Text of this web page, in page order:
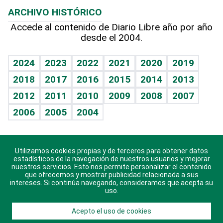
Hablando con el pediatra
Vida y familia
Eñe
Celebrando la vida
Sin complejos
En pocas palabras
Escuchando al corazón
Economía Personal
Línea de hit
TBT Deportivo
Más firmas
Hecho en casa
Guía del dinero
Cumpleaños
Horóscopos
Crucigramas
ARCHIVO HISTÓRICO
Accede al contenido de Diario Libre año por año
desde el 2004.
2024 2023 2022 2021 2020
2019
2018
2017 2016 2015 2014
2013
2012
2011 2010 2009 2008
2007
2006
2005 2004
Descarga nuestras aplicaciones para Android, iOS y
sistema Huawei.
© 2021 Diario Libre, todos los derechos reservados.
Utilizamos cookies propias y de terceros para obtener datos
estadísticos de la navegación de nuestros usuarios y mejorar
nuestros servicios. Esto nos permite personalizar el contenido
que ofrecemos y mostrar publicidad relacionada a sus
intereses. Si continúa navegando, consideramos que acepta su
uso.
Acepto el uso de cookies